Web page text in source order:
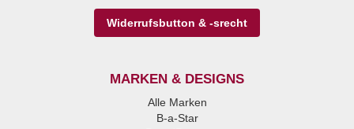
Widerrufsbutton & -srecht
MARKEN & DESIGNS
Alle Marken
B-a-Star